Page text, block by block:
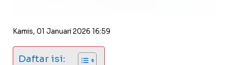
Kamis, 01 Januari 2026 16:59
Daftar isi: